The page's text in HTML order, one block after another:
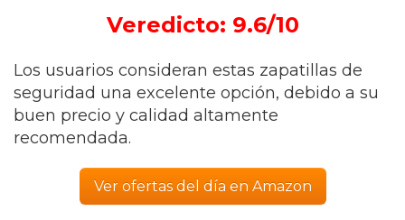
Veredicto: 9.6/10
Los usuarios consideran estas zapatillas de
seguridad una excelente opción, debido a su
buen precio y calidad altamente
recomendada.
Ver ofertas del día en Amazon